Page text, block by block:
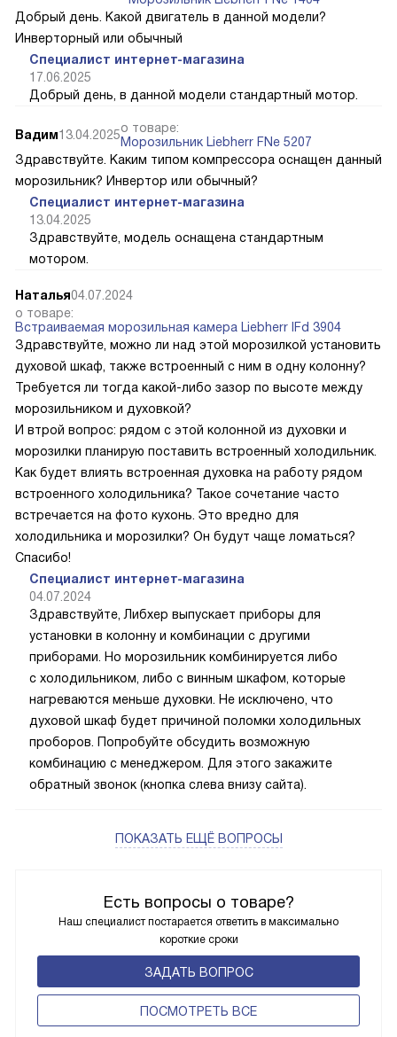
Есть вопросы о товаре?
Наш специалист постарается ответить в максимально
короткие сроки
ЗАДАТЬ ВОПРОС
ПОCМОТРЕТЬ ВСЕ
Добрый день. Какой двигатель в данной модели?
Инверторный или обычный
Специалист интернет-магазина
17.06.2025
Добрый день, в данной модели стандартный мотор.
Вадим13.04.2025о товаре:
Морозильник Liebherr FNe 5207
Здравствуйте. Каким типом компрессора оснащен данный
морозильник? Инвертор или обычный?
Специалист интернет-магазина
13.04.2025
Здравствуйте, модель оснащена стандартным
мотором.
Наталья04.07.2024
о товаре:
Встраиваемая морозильная камера Liebherr IFd 3904
Здравствуйте, можно ли над этой морозилкой установить
духовой шкаф, также встроенный с ним в одну колонну?
Требуется ли тогда какой-либо зазор по высоте между
морозильником и духовкой?
И втрой вопрос: рядом с этой колонной из духовки и
морозилки планирую поставить встроенный холодильник.
Как будет влиять встроенная духовка на работу рядом
встроенного холодильника? Такое сочетание часто
встречается на фото кухонь. Это вредно для
холодильника и морозилки? Он будут чаще ломаться?
Спасибо!
Специалист интернет-магазина
04.07.2024
Здравствуйте, Либхер выпускает приборы для
установки в колонну и комбинации с другими
приборами. Но морозильник комбинируется либо
с холодильником, либо с винным шкафом, которые
нагреваются меньше духовки. Не исключено, что
духовой шкаф будет причиной поломки холодильных
проборов. Попробуйте обсудить возможную
комбинацию с менеджером. Для этого закажите
обратный звонок (кнопка слева внизу сайта).
ПОКАЗАТЬ ЕЩЁ ВОПРОСЫ